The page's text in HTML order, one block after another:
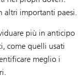
altri importanti paesi.
più in anticipo
come quelli usati
meglio i